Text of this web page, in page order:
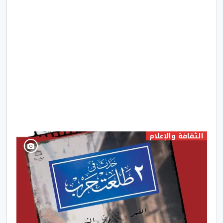
الثقافة والإعلام